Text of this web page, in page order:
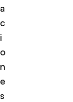
a
c
i
o
n
e
s